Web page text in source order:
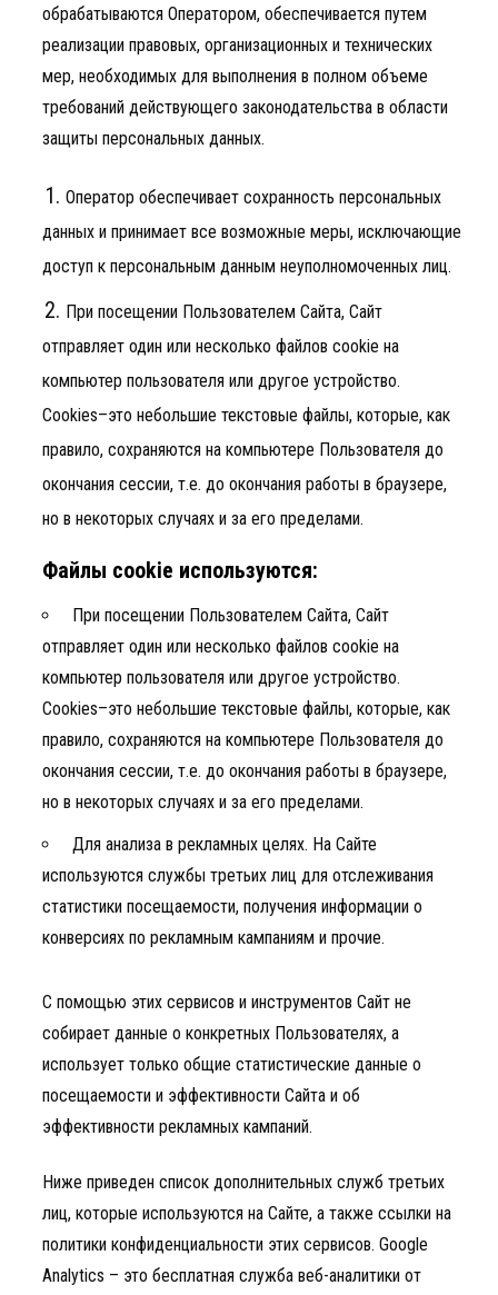
обрабатываются Оператором, обеспечивается путем
реализации правовых, организационных и технических
мер, необходимых для выполнения в полном объеме
требований действующего законодательства в области
защиты персональных данных.
Оператор обеспечивает сохранность персональных
данных и принимает все возможные меры, исключающие
доступ к персональным данным неуполномоченных лиц.
При посещении Пользователем Сайта, Сайт
отправляет один или несколько файлов cookie на
компьютер пользователя или другое устройство.
Cookies–это небольшие текстовые файлы, которые, как
правило, сохраняются на компьютере Пользователя до
окончания сессии, т.е. до окончания работы в браузере,
но в некоторых случаях и за его пределами.
Файлы cookie используются:
При посещении Пользователем Сайта, Сайт
отправляет один или несколько файлов cookie на
компьютер пользователя или другое устройство.
Cookies–это небольшие текстовые файлы, которые, как
правило, сохраняются на компьютере Пользователя до
окончания сессии, т.е. до окончания работы в браузере,
но в некоторых случаях и за его пределами.
Для анализа в рекламных целях. На Сайте
используются службы третьих лиц для отслеживания
статистики посещаемости, получения информации о
конверсиях по рекламным кампаниям и прочие.
С помощью этих сервисов и инструментов Сайт не
собирает данные о конкретных Пользователях, а
использует только общие статистические данные о
посещаемости и эффективности Сайта и об
эффективности рекламных кампаний.
Ниже приведен список дополнительных служб третьих
лиц, которые используются на Сайте, а также ссылки на
политики конфиденциальности этих сервисов. Google
Analytics – это бесплатная служба веб-аналитики от